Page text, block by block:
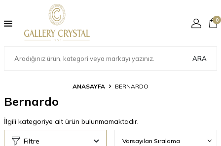
ARA
0
ANASAYFA BERNARDO
Bernardo
İlgili kategoriye ait ürün bulunmamaktadır.
Filtre